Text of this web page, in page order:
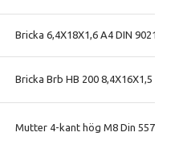
Bricka 6,4X18X1,6 A4 DIN 9021
Bricka Brb HB 200 8,4X16X1,5 A4
Mutter 4-kant hög M8 Din 557 A2